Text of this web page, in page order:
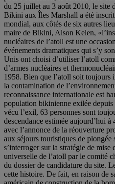
du 25 juillet au 3 août 2010, le site
Bikini aux Îles Marshall a été
mondial, aux côtés de six autres
maire de Bikini, Alson Kelen,
nucléaires de l’atoll est une
événements dramatiques qui s’y
Unis ont choisi d’utiliser l’atoll
d’armes nucléaires et
1958. Bien que l’atoll soit toujours
la contamination de
reconnaissance internationale est
population bikinienne exilée
vécu l’exil, 63 personnes sont
descendance estimée aujourd’hui
avec l’annonce de la réouverture
aux séjours touristiques de plongée
s’interroger sur la stratégie de
universelle de l’atoll par le comité
du dossier de candidature du site.
cette histoire. De fait, en raison de